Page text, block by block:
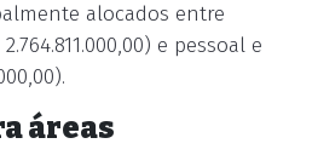
alocados entre
e pessoal e
áreas